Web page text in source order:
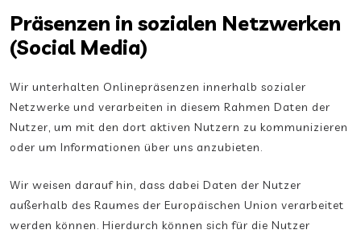
Präsenzen in sozialen Netzwerken
(Social Media)
Wir unterhalten Onlinepräsenzen innerhalb sozialer
Netzwerke und verarbeiten in diesem Rahmen Daten der
Nutzer, um mit den dort aktiven Nutzern zu kommunizieren
oder um Informationen über uns anzubieten.
Wir weisen darauf hin, dass dabei Daten der Nutzer
außerhalb des Raumes der Europäischen Union verarbeitet
werden können. Hierdurch können sich für die Nutzer